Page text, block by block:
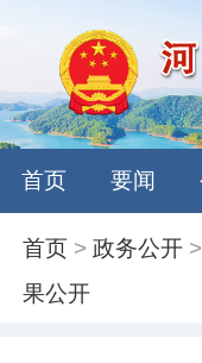
首页 要闻
首页 >政务公开
果公开